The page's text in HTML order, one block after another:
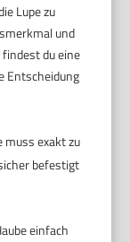
Lupe zu
und
du eine
Entscheidung
muss exakt zu
befestigt
einfach